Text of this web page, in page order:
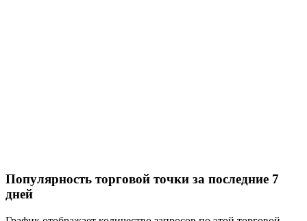
Популярность торговой точки за последние 7
дней